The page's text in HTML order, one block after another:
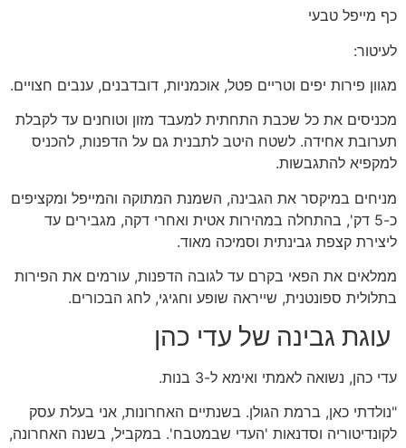
כף מייפל טבעי
לעיטור:
מגוון פירות יפים וטריים פטל, אוכמניות, דובדבנים, ענבים חצויים.
מכניסים את כל שכבת התחתית למעבד מזון וטוחנים עד לקבלת
תערובת אחידה. לשטח היטב לתבנית גם על הדפנות, להכניס
למקפיא להתגבשות.
מניחים במיקסר את הגבינה, השמנת המתוקה והמייפל ומקציפים
כ-5 דק', בהתחלה במהירות אטית ואחרי דקה, מגבירים עד
ליצירת קצפת גבינתית וסמיכה מאוד.
ממלאים את הפאי בקרם עד לגובה הדפנות, עורמים את הפירות
בתלולית ספונטנית, שייראה שופע וחגיגי, לחג הבכורים.
עוגת גבינה של עדי כהן
עדי כהן, נשואה לאמתי ואימא ל-3 בנות.
"נולדתי כאן, ברמת הגולן. בשנתיים האחרונות, אני בעלת עסק
לקונדיטוריה וסדנאות 'העדי שבמטבח'. במקביל, בשנה האחרונה,